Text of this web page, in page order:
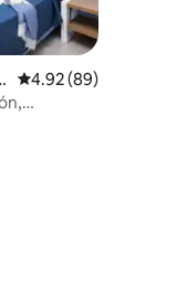
Calificación
4.92 (89)